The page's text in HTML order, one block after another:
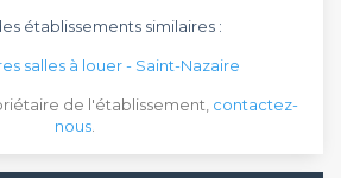
établissements similaires :
salles à louer - Saint-Nazaire
de l'établissement, contactez-
nous